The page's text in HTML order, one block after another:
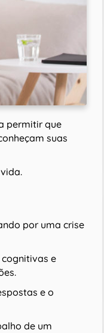
permitir que
suas
por uma crise
e
e o
de um